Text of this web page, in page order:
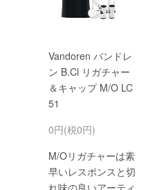
Vandoren バンドレ
ン B.Cl リガチャー
＆キャップ M/O LC
51
0円(税0円)
M/Oリガチャーは素
早いレスポンスと切
れ味の良いアーティ